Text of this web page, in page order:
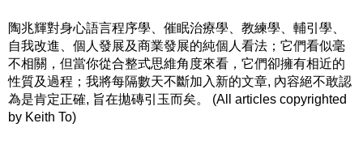
陶兆輝對身心語言程序學、催眠治療學、教練學、輔引學、
自我改進、個人發展及商業發展的純個人看法；它們看似毫
不相關，但當你從合整式思維角度來看，它們卻擁有相近的
性質及過程；我將每隔數天不斷加入新的文章, 內容絕不敢認
為是肯定正確, 旨在拋磚引玉而矣。 (All articles copyrighted
by Keith To)